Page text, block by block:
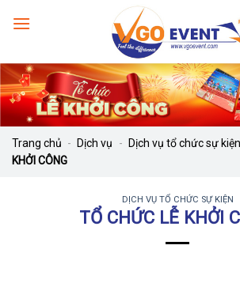
Trang chủ - Dịch vụ - Dịch vụ tổ chức sự kiện
KHỞI CÔNG
DỊCH VỤ TỔ CHỨC SỰ KIỆN
TỔ CHỨC LỄ KHỞI